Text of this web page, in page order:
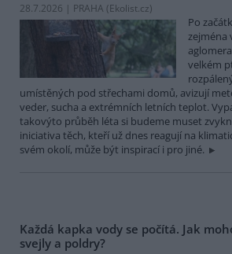
28.7.2026 | PRAHA (Ekolist.cz)
Po
zejména
velkém
umístěných pod střechami domů, avizují
veder, sucha a extrémních letních teplot.
takovýto průběh léta si budeme muset
iniciativa těch, kteří už dnes reagují na
svém okolí, může být inspirací i pro jiné.
Každá kapka vody se počítá. Jak
svejly a poldry?